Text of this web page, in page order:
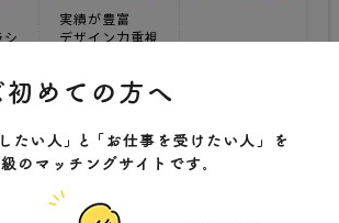
シ
実績が豊富
デザイン力重視